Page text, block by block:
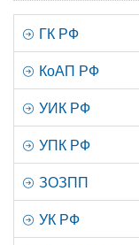
ГК РФ
КоАП РФ
УИК РФ
УПК РФ
ЗОЗПП
УК РФ